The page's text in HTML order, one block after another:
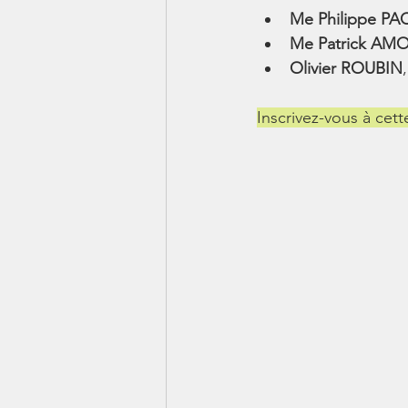
Me Philippe
Me Patrick
Olivier ROUBIN
Inscrivez-vous à